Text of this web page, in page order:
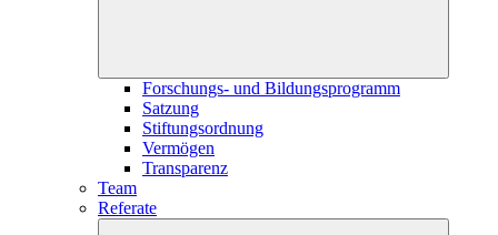
Forschungs- und Bildungsprogramm
Satzung
Stiftungsordnung
Vermögen
Transparenz
Team
Referate